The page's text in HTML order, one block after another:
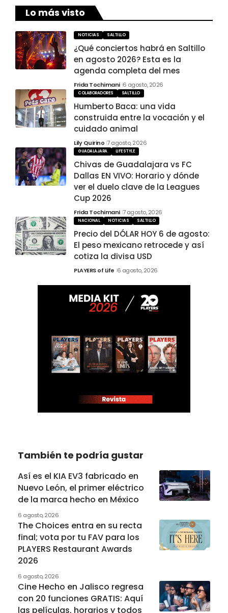
Lo más visto
NOTICIAS SALTILLO
¿Qué conciertos habrá en Saltillo
en agosto 2026? Esta es la
agenda completa del mes
Frida Tochimani 6 agosto, 2026
COLABORADORES SALTILLO
Humberto Baca: una vida
construida entre la vocación y el
cuidado animal
Lily Quirino 7 agosto, 2026
GUADALAJARA LIFESTYLE
Chivas de Guadalajara vs FC
Dallas EN VIVO: Horario y dónde
ver el duelo clave de la Leagues
Cup 2026
Frida Tochimani 7 agosto, 2026
NACIONAL NOTICIAS SALTILLO
Precio del DÓLAR HOY 6 de agosto:
El peso mexicano retrocede y así
cotiza la divisa USD
PLAYERS of Life 6 agosto, 2026
También te podría gustar
Así es el KIA EV3 fabricado en
Nuevo León, el primer eléctrico
de la marca hecho en México
6 agosto, 2026
The Choices entra en su recta
final; vota por tu FAV para los
PLAYERS Restaurant Awards
2026
6 agosto, 2026
Cine Hecho en Jalisco regresa
con 20 funciones GRATIS: Aquí
las películas, horarios y todos